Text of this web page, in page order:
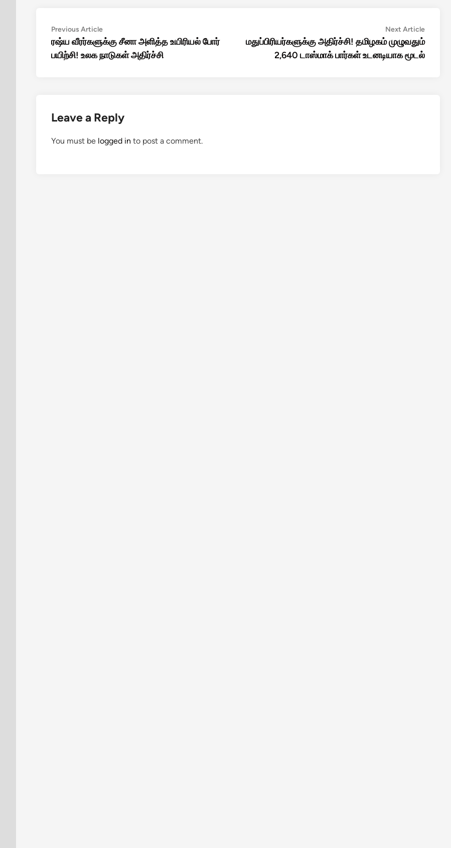
Post
navigation
Previous ArticlePrevious
article:
ரஷ்ய வீரர்களுக்கு சீனா அளித்த உயிரியல் போர்
பயிற்சி! உலக நாடுகள் அதிர்ச்சி
Next ArticleNext
article:
மதுப்பிரியர்களுக்கு அதிர்ச்சி! தமிழகம் முழுவதும்
2,640 டாஸ்மாக் பார்கள் உடனடியாக மூடல்
Leave a Reply
You must be logged in to post a comment.